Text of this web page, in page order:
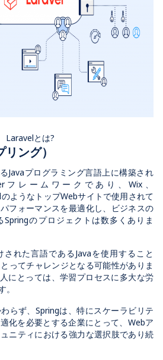
Laravelとは?
ング）
Javaプログラミング言語上に構築され
フレームワークであり、Wix、
ようなトップWebサイトで使用されて
フォーマンスを最適化し、ビジネスの
のプロジェクトは数多くありま
れた言語であるJavaを使用すること
ってチャレンジとなる可能性がありま
にとっては、学習プロセスに多大な労
らず、Springは、特にスケーラビリテ
化を必要とする企業にとって、Webア
ニティにおける強力な選択肢であり続